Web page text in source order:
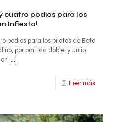
cuatro podios para los
Infiesto!
podios para los pilotos de Beta
por partida doble, y Julio
[…]
Leer más